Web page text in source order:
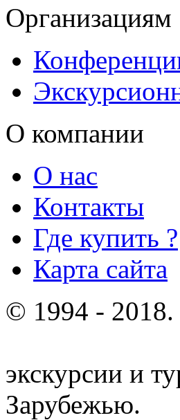
Организациям
О компании
О нас
Контакты
Где купить ?
Карта сайта
© 1994 - 2018.
экскурсии и
Зарубежью.